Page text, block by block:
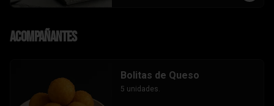
Acompañantes
Bolitas de Queso
5 unidades.